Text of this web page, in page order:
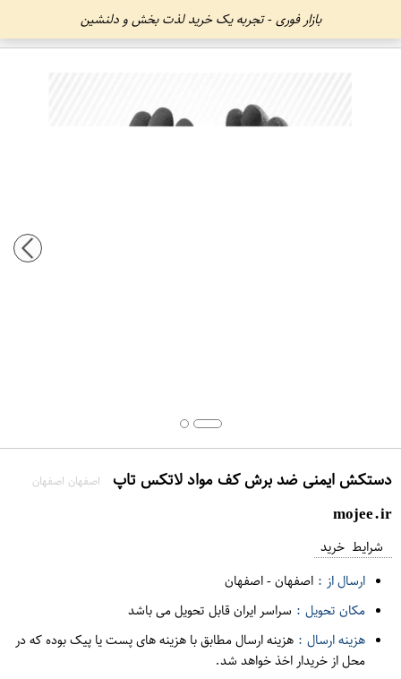
بازار فوری - تجربه یک خرید لذت بخش و دلنشین
دستکش ایمنی ضد برش کف مواد لاتکس تاپ اصفهان اصفهان
mojee.ir
شرایط خرید
ارسال از : اصفهان-اصفهان
مکان تحویل : سراسر ایران قابل تحویل می باشد
هزینه ارسال : هزینه ارسال مطابق با هزینه های پست یا پیک بوده که در
محل از خریدار اخذ خواهد شد.